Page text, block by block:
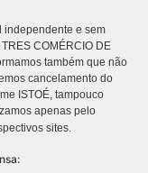
independente e sem
COMÉRCIO DE
também que não
cancelamento do
ISTOÉ, tampouco
apenas pelo
sites.